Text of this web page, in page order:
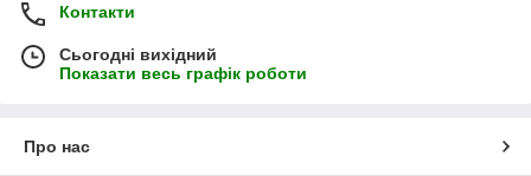
Контакти
Сьогодні вихідний
Показати весь графік роботи
Про нас